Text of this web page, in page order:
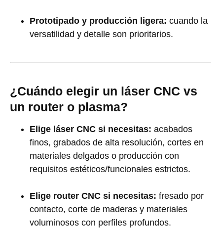
Prototipado y producción ligera: cuando la
versatilidad y detalle son prioritarios.
¿Cuándo elegir un láser CNC vs
un router o plasma?
Elige láser CNC si necesitas: acabados
finos, grabados de alta resolución, cortes en
materiales delgados o producción con
requisitos estéticos/funcionales estrictos.
Elige router CNC si necesitas: fresado por
contacto, corte de maderas y materiales
voluminosos con perfiles profundos.